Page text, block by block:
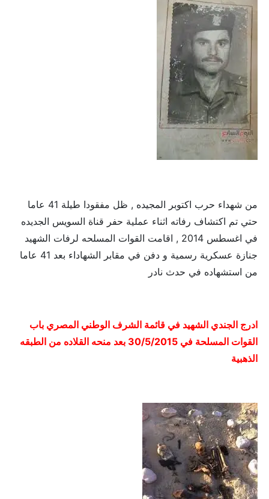
من شهداء حرب اكتوبر المجيده , ظل مفقودا طيلة 41 عاما
حتي تم اكتشاف رفاته اثناء عملية حفر قناة السويس الجديده
في اغسطس 2014 , اقامت القوات المسلحه لرفات الشهيد
جنازة عسكرية رسمية و دفن في مقابر الشهاداء بعد 41 عاما
من استشهاده في حدث نادر
ادرج الجندي الشهيد في قائمة الشرف الوطني المصري باب
القوات المسلحة في 30/5/2015 بعد منحه القلاده من الطبقه
الذهبية